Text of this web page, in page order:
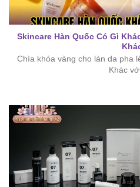
Skincare Hàn Quốc Có Gì
Chìa khóa vàng cho làn da pha
Khác